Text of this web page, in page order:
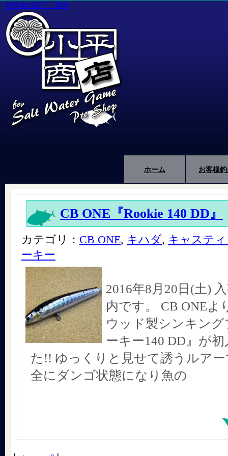
釣道具の販売・製造
ホーム お客様
CB ONE『Rookie 140 DD』
カテゴリ： CB ONE, キハダ, キャステ
ーキー
2016年8月20日(土)
内です。 CB ONEよ
ウッド製シンキン
ーキー140 DD』が
た!! ゆっくりと見せて誘うルア
全にダンゴ状態になり魚の